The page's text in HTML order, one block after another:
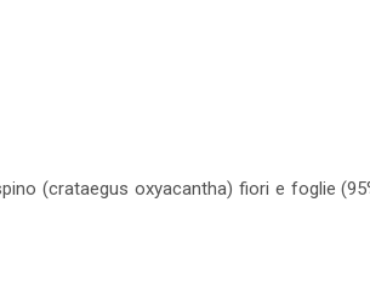
(crataegus oxyacantha) fiori e foglie